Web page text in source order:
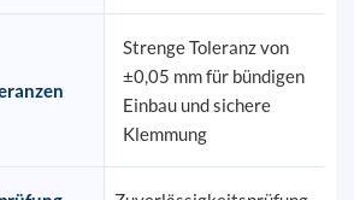
Strenge Toleranz von
±0,05 mm für bündigen
Einbau und sichere
Klemmung